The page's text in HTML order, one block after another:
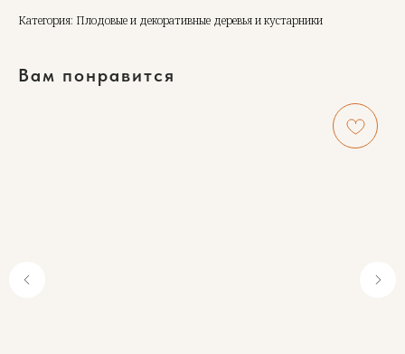
Категория: Плодовые и декоративные деревья и кустарники
Вам понравится